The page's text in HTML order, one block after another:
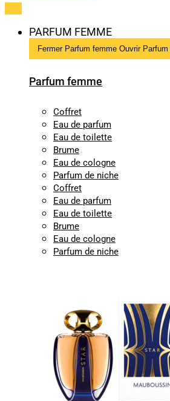
PARFUM FEMME
Fermer Parfum femme Ouvrir
Parfum femme
Coffret
Eau de parfum
Eau de toilette
Brume
Eau de cologne
Parfum de niche
Coffret
Eau de parfum
Eau de toilette
Brume
Eau de cologne
Parfum de niche